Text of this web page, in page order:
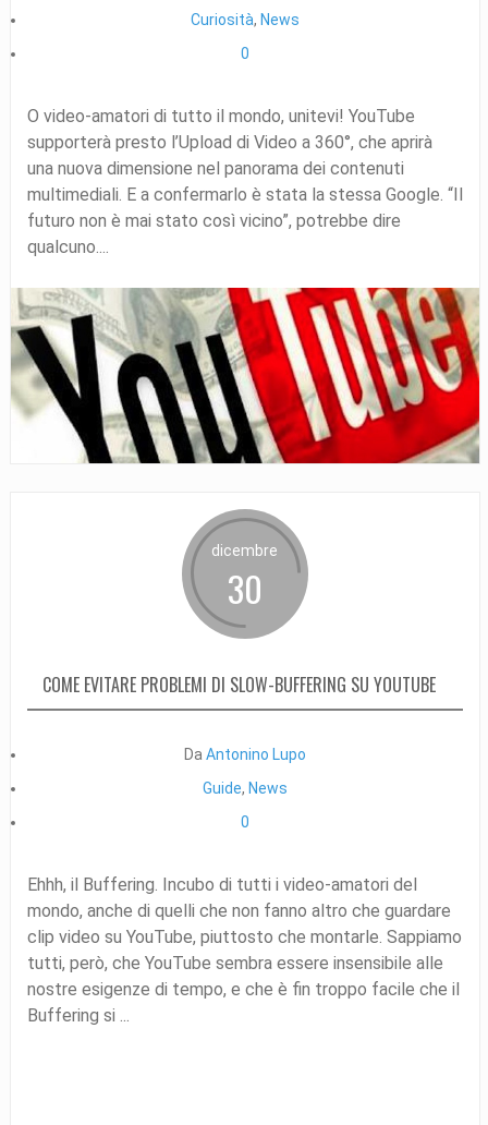
Curiosità, News
0
O video-amatori di tutto il mondo, unitevi! YouTube
supporterà presto l’Upload di Video a 360°, che aprirà
una nuova dimensione nel panorama dei contenuti
multimediali. E a confermarlo è stata la stessa Google. “Il
futuro non è mai stato così vicino”, potrebbe dire
qualcuno....
dicembre
30
COME EVITARE PROBLEMI DI SLOW-BUFFERING SU YOUTUBE
DaAntonino Lupo
Guide, News
0
Ehhh, il Buffering. Incubo di tutti i video-amatori del
mondo, anche di quelli che non fanno altro che guardare
clip video su YouTube, piuttosto che montarle. Sappiamo
tutti, però, che YouTube sembra essere insensibile alle
nostre esigenze di tempo, e che è fin troppo facile che il
Buffering si ...